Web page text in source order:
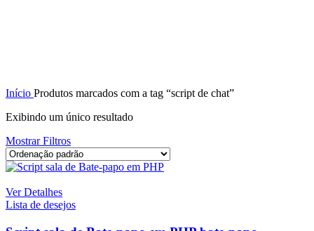
Início Produtos marcados com a tag “script de chat”
Exibindo um único resultado
Mostrar Filtros
Ver Detalhes
Lista de desejos